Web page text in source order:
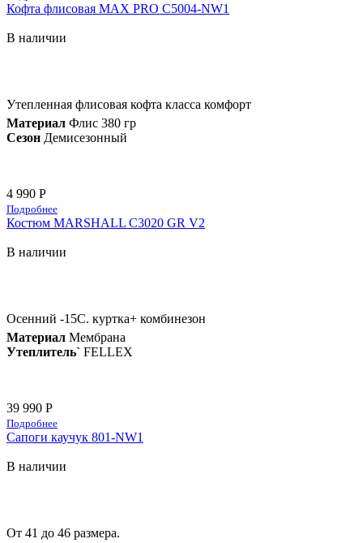
Кофта флисовая MAX PRO C5004-NW1
В наличии
Утепленная флисовая кофта класса комфорт
Материал Флис 380 гр
Сезон Демисезонный
4 990 Р
Подробнее
Костюм MARSHALL С3020 GR V2
В наличии
Осенний -15С. куртка+ комбинезон
Материал Мембрана
Утеплитель` FELLEX
39 990 Р
Подробнее
Сапоги каучук 801-NW1
В наличии
От 41 до 46 размера.